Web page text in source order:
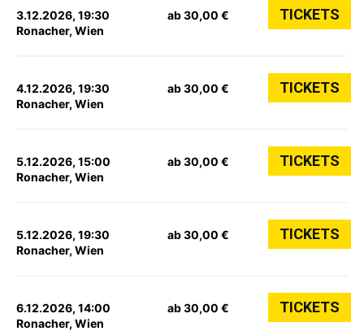
3.12.2026, 19:30
Ronacher, Wien
ab 30,00 € TICKETS
4.12.2026, 19:30
Ronacher, Wien
ab 30,00 € TICKETS
5.12.2026, 15:00
Ronacher, Wien
ab 30,00 € TICKETS
5.12.2026, 19:30
Ronacher, Wien
ab 30,00 € TICKETS
6.12.2026, 14:00
Ronacher, Wien
ab 30,00 € TICKETS